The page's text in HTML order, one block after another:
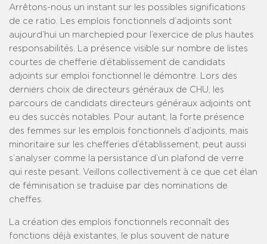
Arrêtons-nous un instant sur les possibles significations
de ce ratio. Les emplois fonctionnels d’adjoints sont
aujourd’hui un marchepied pour l’exercice de plus hautes
responsabilités. La présence visible sur nombre de listes
courtes de chefferie d’établissement de candidats
adjoints sur emploi fonctionnel le démontre. Lors des
derniers choix de directeurs généraux de CHU, les
parcours de candidats directeurs généraux adjoints ont
eu des succès notables. Pour autant, la forte présence
des femmes sur les emplois fonctionnels d’adjoints, mais
minoritaire sur les chefferies d’établissement, peut aussi
s’analyser comme la persistance d’un plafond de verre
qui reste pesant. Veillons collectivement à ce que cet élan
de féminisation se traduise par des nominations de
cheffes.
La création des emplois fonctionnels reconnaît des
fonctions déjà existantes, le plus souvent de nature